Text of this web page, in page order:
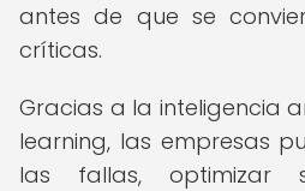
antes de que se
críticas.
Gracias a la inteligencia
learning, las empresas
las fallas, optimizar